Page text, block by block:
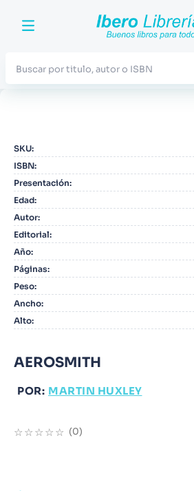
SKU:
ISBN:
Presentación:
Edad:
Autor:
Editorial:
Año:
Páginas:
Peso:
Ancho:
Alto:
AEROSMITH
POR: MARTIN HUXLEY
☆☆☆☆☆ (0)
2. Blue Lock
3. Jujutsu Kaisen
4. Odisea
5. Manga
6.
7. Stephen King
8. Noches Blancas
9. Warhammer